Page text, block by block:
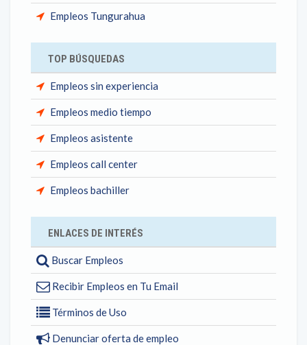
Empleos Tungurahua
TOP BÚSQUEDAS
Empleos sin experiencia
Empleos medio tiempo
Empleos asistente
Empleos call center
Empleos bachiller
ENLACES DE INTERÉS
Buscar Empleos
Recibir Empleos en Tu Email
Términos de Uso
Denunciar oferta de empleo